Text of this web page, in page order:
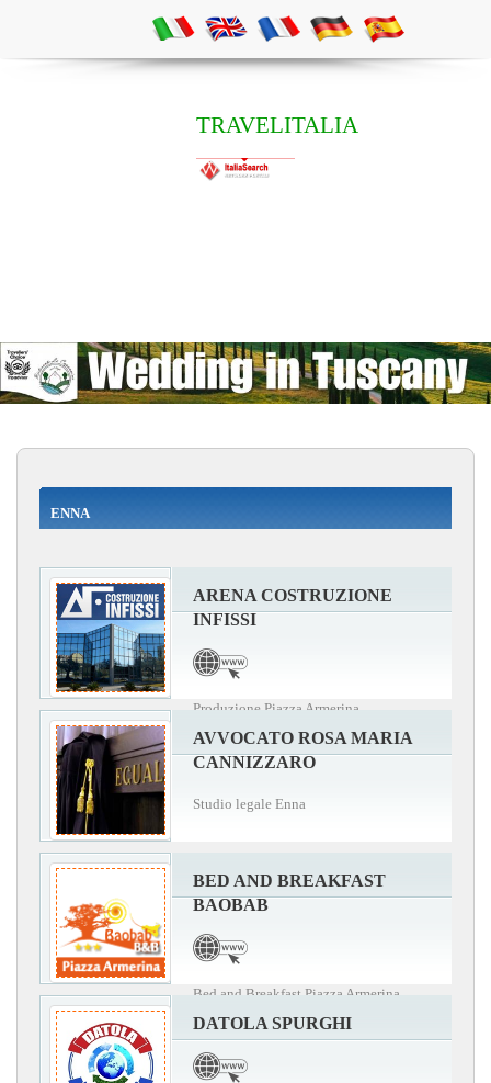
TRAVELITALIA
ENNA
ARENA COSTRUZIONE
INFISSI
Produzione Piazza Armerina
AVVOCATO ROSA MARIA
CANNIZZARO
Studio legale Enna
BED AND BREAKFAST
BAOBAB
Bed and Breakfast Piazza Armerina
DATOLA SPURGHI